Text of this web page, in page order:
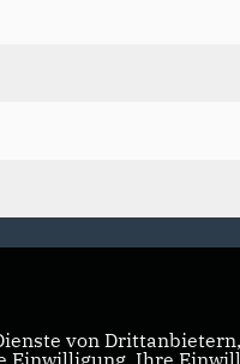
von
Einwilligung. Ihre